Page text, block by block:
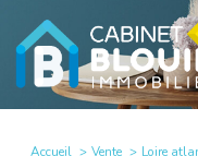
Accueil
Accueil Vente Loire